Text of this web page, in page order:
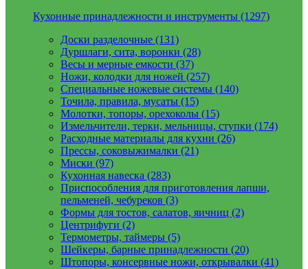
Кухонные принадлежности и инструменты (1297)
Доски разделочные (131)
Дуршлаги, сита, воронки (28)
Весы и мерные емкости (37)
Ножи, колодки для ножей (257)
Специальные ножевые системы (140)
Точила, правила, мусаты (15)
Молотки, топоры, орехоколы (15)
Измельчители, терки, мельницы, ступки (174)
Расходные материалы для кухни (26)
Прессы, соковыжималки (21)
Миски (97)
Кухонная навеска (283)
Приспособления для приготовления лапши,
пельменей, чебуреков (3)
Формы для тостов, салатов, яичниц (2)
Центрифуги (2)
Термометры, таймеры (5)
Шейкеры, барные принадлежности (20)
Штопоры, консервные ножи, открывалки (41)